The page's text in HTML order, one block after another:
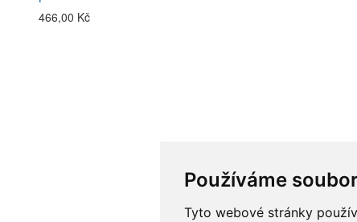
Používáme
Tyto webové stránky
466,00 Kč